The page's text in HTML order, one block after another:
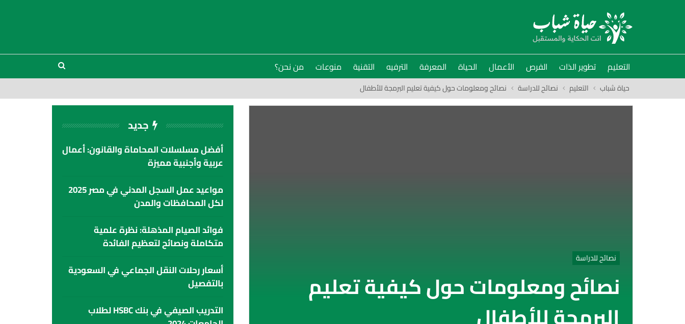
التعليم تطوير الذات الفرص الأعمال الحياة المعرفة الترفيه التقنية منوعات من نحن؟
حياة شباب التعليم نصائح للدراسة نصائح ومعلومات حول كيفية تعليم البرمجة للأطفال
نصائح للدراسة
نصائح ومعلومات حول كيفية تعليم
جديد
أفضل مسلسلات المحاماة والقانون: أعمال
عربية وأجنبية مميزة
مواعيد عمل السجل المدني في مصر 2025
لكل المحافظات والمدن
فوائد الصيام المذهلة: نظرة علمية
متكاملة ونصائح لتعظيم الفائدة
أسعار رحلات النقل الجماعي في السعودية
بالتفصيل
التدريب الصيفي في بنك HSBC لطلاب